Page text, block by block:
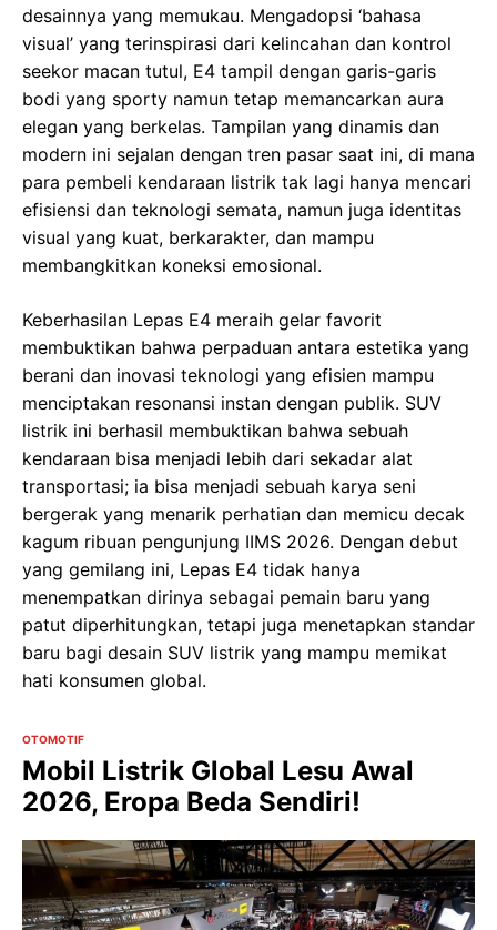
desainnya yang memukau. Mengadopsi ‘bahasa
visual’ yang terinspirasi dari kelincahan dan kontrol
seekor macan tutul, E4 tampil dengan garis-garis
bodi yang sporty namun tetap memancarkan aura
elegan yang berkelas. Tampilan yang dinamis dan
modern ini sejalan dengan tren pasar saat ini, di mana
para pembeli kendaraan listrik tak lagi hanya mencari
efisiensi dan teknologi semata, namun juga identitas
visual yang kuat, berkarakter, dan mampu
membangkitkan koneksi emosional.
Keberhasilan Lepas E4 meraih gelar favorit
membuktikan bahwa perpaduan antara estetika yang
berani dan inovasi teknologi yang efisien mampu
menciptakan resonansi instan dengan publik. SUV
listrik ini berhasil membuktikan bahwa sebuah
kendaraan bisa menjadi lebih dari sekadar alat
transportasi; ia bisa menjadi sebuah karya seni
bergerak yang menarik perhatian dan memicu decak
kagum ribuan pengunjung IIMS 2026. Dengan debut
yang gemilang ini, Lepas E4 tidak hanya
menempatkan dirinya sebagai pemain baru yang
patut diperhitungkan, tetapi juga menetapkan standar
baru bagi desain SUV listrik yang mampu memikat
hati konsumen global.
OTOMOTIF
Mobil Listrik Global Lesu Awal
2026, Eropa Beda Sendiri!